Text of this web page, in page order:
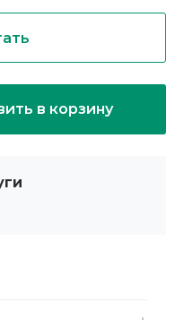
в корзину